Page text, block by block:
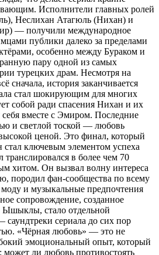
Исполнители главных ролей
Неслихан Атагюль (Нихан) и
— получили международное
публики далеко за пределами
особенно между Бураком и
пару одной из самых
турецких драм. Несмотря на
сначала, история заканчивается
стал шокирующим для многих
собой ради спасения Нихан и их
вместе с Эмиром. Последние
и светлой тоской — любовь
ценой. Это финал, который
стал ключевым элементом успеха
в более чем 70
хитом. Он вызвал волну интереса
породил фан-сообщества по всему
и музыкальные предпочтения
сопровождение, созданное
Ышыклы, стало отдельной
сериала до сих пор
«Чёрная любовь» — это не
эмоциональный опыт, который
ли любовь противостоять